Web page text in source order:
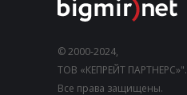
© 2000-2024,
ТОВ «КЕПРЕЙТ ПАРТНЕРС»".
Все права защищены.